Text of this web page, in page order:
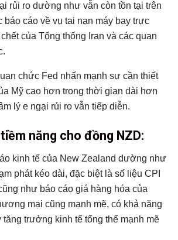
rủi ro dường như vẫn còn tồn tại trên
báo cáo về vụ tai nạn máy bay trực
của Tổng thống Iran và các quan
chức Fed nhấn mạnh sự cần thiết
Mỹ cao hơn trong thời gian dài hơn
lý e ngại rủi ro vẫn tiếp diễn.
năng cho đồng NZD:
kinh tế của New Zealand dường như
phát kéo dài, đặc biệt là số liệu CPI
như báo cáo giá hàng hóa của
mại cũng mạnh mẽ, có khả năng
tăng trưởng kinh tế tổng thể mạnh mẽ